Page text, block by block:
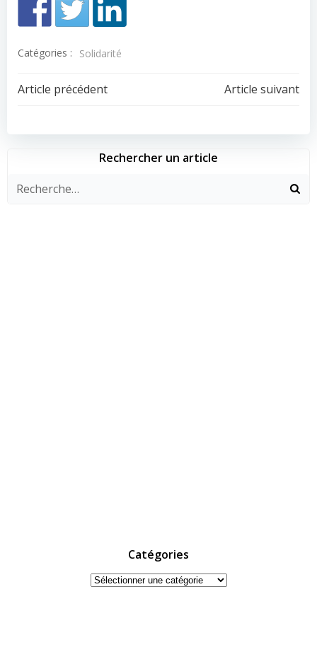
Catégories : Solidarité
Navigation
de
l’article
Article précédent
Navigation
de
l’article
Article suivant
Rechercher un article
Catégories
Catégories